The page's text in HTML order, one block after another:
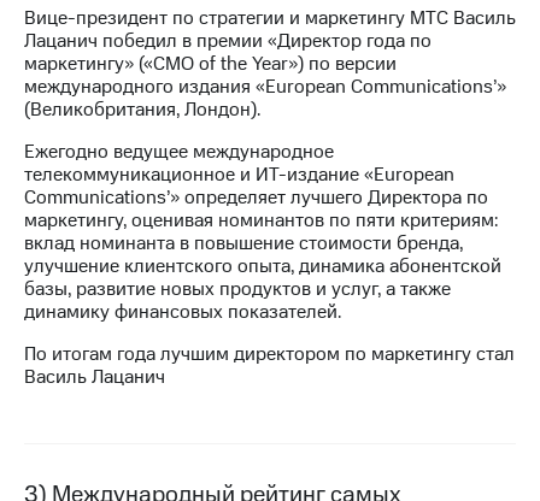
ПАО
"МТС"
Собрания
акционеров
Личный
акционера
Акционерный
капитал
Контроль
и
аудит
Рынок
акций
Описание
Программа
Дивиденды
Вице-президент по стратегии и маркетингу МТС Василь
Лацанич победил в премии «Директор года по
маркетингу» («CMO of the Year») по версии
международного издания «European Communications’»
(Великобритания, Лондон).
Ежегодно ведущее международное
телекоммуникационное и ИТ-издание «European
Communications’» определяет лучшего Директора по
маркетингу, оценивая номинантов по пяти критериям:
вклад номинанта в повышение стоимости бренда,
улучшение клиентского опыта, динамика абонентской
базы, развитие новых продуктов и услуг, а также
динамику финансовых показателей.
По итогам года лучшим директором по маркетингу стал
Василь Лацанич